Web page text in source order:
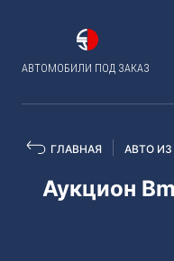
АВТОМОБИЛИ ПОД ЗАКАЗ
ГЛАВНАЯ АВТО
Аукцион